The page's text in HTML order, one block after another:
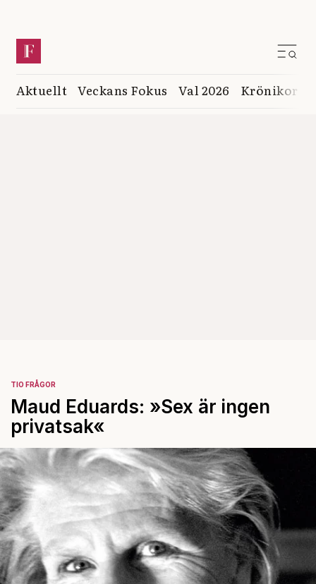
Aktuellt Veckans Fokus Val 2026 Krönikor
TIO FRÅGOR
Maud Eduards: »Sex är ingen
privatsak«